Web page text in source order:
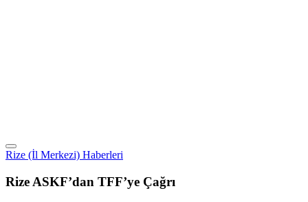
Rize (İl Merkezi) Haberleri
Rize ASKF’dan TFF’ye Çağrı